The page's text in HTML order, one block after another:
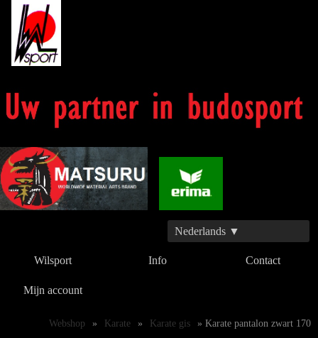
Nederlands ▼
Wilsport Info Contact
Mijn account
Webshop » Karate » Karate gis » Karate pantalon zwart 170